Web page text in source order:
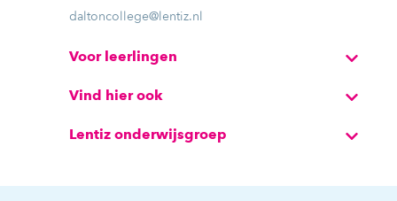
daltoncollege@lentiz.nl
Voor leerlingen
Vind hier ook
Lentiz onderwijsgroep